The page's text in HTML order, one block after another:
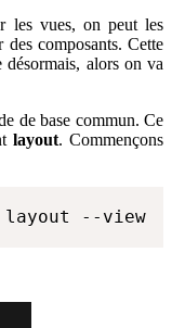
les vues, on peut les
composants. Cette
alors on va
de base commun. Ce
layout. Commençons
layout --view